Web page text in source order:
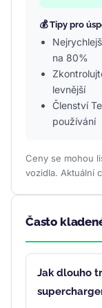
💰 Tipy pro
na 80%
levnější
Členství
používání
Ceny se mohou
vozidla. Aktuální
Často
Jak dlouho